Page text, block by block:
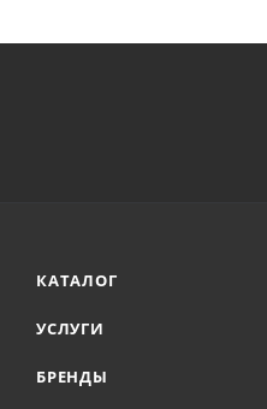
КАТАЛОГ
УСЛУГИ
БРЕНДЫ